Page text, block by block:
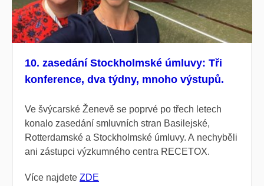
10. zasedání Stockholmské úmluvy: Tři
konference, dva týdny, mnoho výstupů.
Ve švýcarské Ženevě se poprvé po třech letech
konalo zasedání smluvních stran Basilejské,
Rotterdamské a Stockholmské úmluvy. A nechyběli
ani zástupci výzkumného centra RECETOX.
Více najdete ZDE